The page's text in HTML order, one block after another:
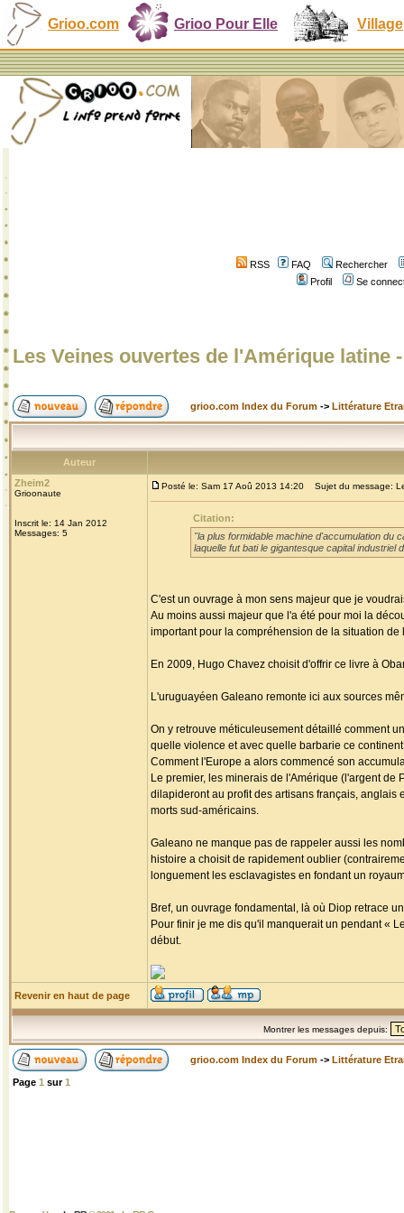
Grioo.com Grioo Pour Elle Village
RSS FAQ
Rechercher
Profil
Se
Les Veines ouvertes de l'Amérique latine
grioo.com Index du Forum -> Littérature
Auteur
Zheim2
Grioonaute
Inscrit le: 14 Jan 2012
Messages: 5
Posté le: Sam 17 Aoû 2013 14:20 Sujet du message:
Citation:
"la plus formidable machine d'accumulation du
laquelle fut bati le gigantesque capital industriel
C'est un ouvrage à mon sens majeur que je
Au moins aussi majeur que l'a été pour moi la
important pour la compréhension de la situation
En 2009, Hugo Chavez choisit d'offrir ce livre à
L'uruguayéen Galeano remonte ici aux sources
On y retrouve méticuleusement détaillé comment
quelle violence et avec quelle barbarie ce
Comment l'Europe a alors commencé son
Le premier, les minerais de l'Amérique (l'argent
dilapideront au profit des artisans français,
morts sud-américains.
Galeano ne manque pas de rappeler aussi les
histoire a choisit de rapidement oublier
longuement les esclavagistes en fondant un
Bref, un ouvrage fondamental, là où Diop retrace
Pour finir je me dis qu'il manquerait un pendant «
début.
Revenir en haut de page
Montrer les messages depuis:
grioo.com Index du Forum -> Littérature
Page 1 sur1